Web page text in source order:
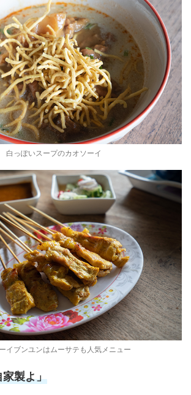
白っぽいスープのカオソーイ
イブンユンはムーサテも人気メニュー
製よ」